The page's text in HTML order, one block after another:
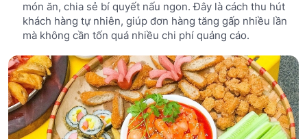
món ăn, chia sẻ bí quyết nấu ngon. Đây là cách thu hút
khách hàng tự nhiên, giúp đơn hàng tăng gấp nhiều lần
mà không cần tốn quá nhiều chi phí quảng cáo.